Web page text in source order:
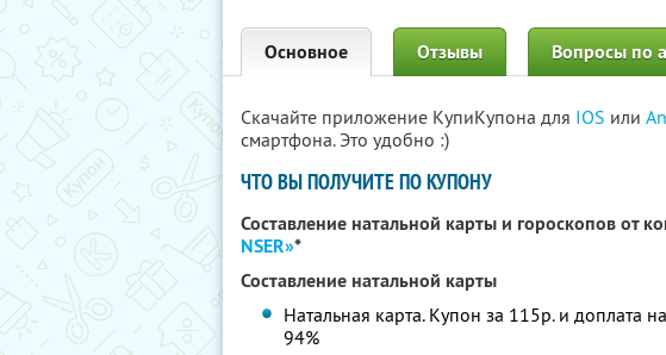
Основное Отзывы Вопросы по
Скачайте приложение КупиКупона для IOS или
смартфона. Это удобно :)
ЧТО ВЫ ПОЛУЧИТЕ ПО КУПОНУ
Составление натальной карты и гороскопов от
NSER»*
Составление натальной карты
Натальная карта. Купон за 115р. и доплата
94%